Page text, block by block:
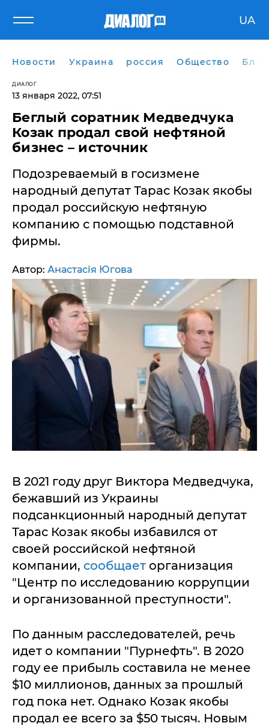
UA
Новости Украина россия Общество
ДИАЛОГ
13 января 2022, 07:51
Беглый соратник Медведчука
Козак продал свой нефтяной
бизнес – источник
Подозреваемый в госизмене
народный депутат Тарас Козак якобы
продал российскую нефтяную
компанию с помощью подставной
фирмы.
Автор: Анастасія Югова
В 2021 году друг Виктора Медведчука,
бежавший из Украины
подсанкционный народный депутат
Тарас Козак якобы избавился от
своей российской нефтяной
компании, сообщает организация
"Центр по исследованию коррупции
и организованной преступности".
По данным расследователей, речь
идет о компании "Пурнефть". В 2020
году ее прибыль составила не менее
$10 миллионов, данных за прошлый
год пока нет. Однако Козак якобы
продал ее всего за $50 тысяч. Новым